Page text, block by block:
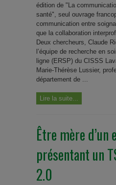
édition de "La
santé", seul ouvrage
communication entre
que la collaboration
Deux chercheurs, Claude
l’équipe de recherche en
ligne (ERSP) du CISSS
Marie-Thérèse Lussier,
département de ...
Lire la suite...
Être mère d’un
présentant un
2.0